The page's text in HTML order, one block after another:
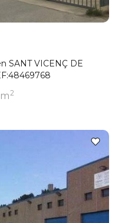
SANT VICENÇ DE
m2